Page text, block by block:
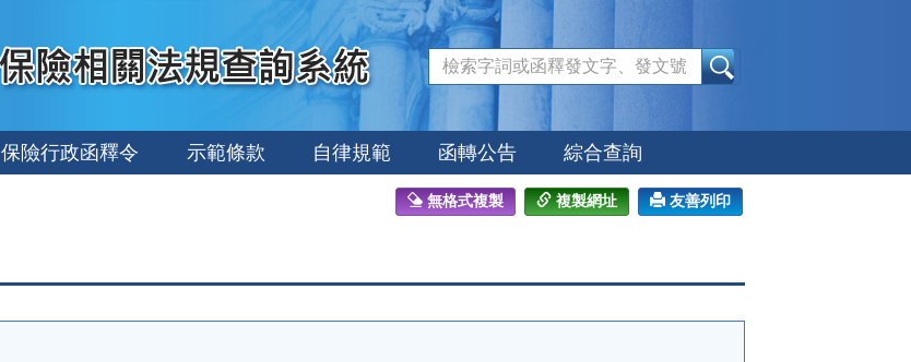
保險行政函釋令 示範條款 自律規範 函轉公告 綜合查詢
無格式複製 複製網址 友善列印